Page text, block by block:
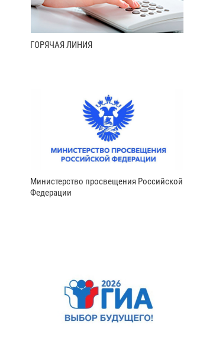
ГОРЯЧАЯ ЛИНИЯ
Министерство просвещения Российской
Федерации